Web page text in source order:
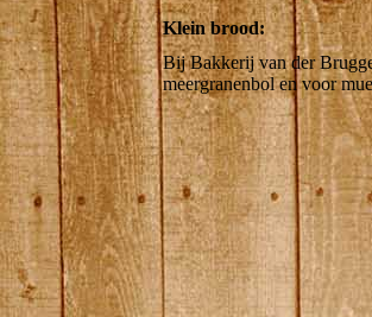
Klein brood:
Bij Bakkerij van der
meergranenbol en voor